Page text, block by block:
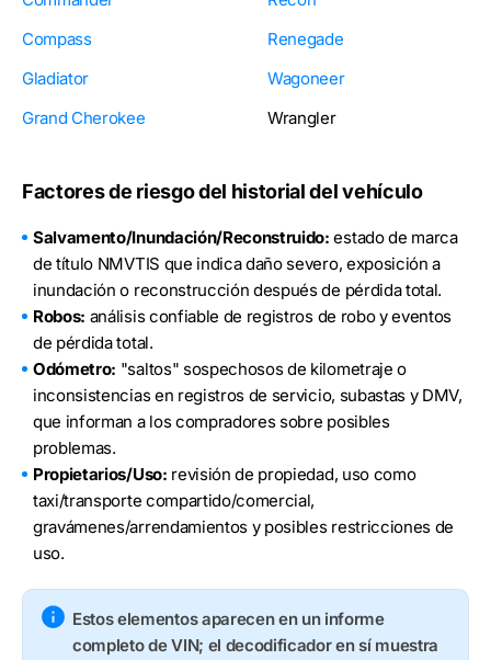
Compass
Gladiator
Grand Cherokee
Renegade
Wagoneer
Wrangler
Factores de riesgo del historial del vehículo
Salvamento/Inundación/Reconstruido: estado de marca
de título NMVTIS que indica daño severo, exposición a
inundación o reconstrucción después de pérdida total.
Robos: análisis confiable de registros de robo y eventos
de pérdida total.
Odómetro: "saltos" sospechosos de kilometraje o
inconsistencias en registros de servicio, subastas y DMV,
que informan a los compradores sobre posibles
problemas.
Propietarios/Uso: revisión de propiedad, uso como
taxi/transporte compartido/comercial,
gravámenes/arrendamientos y posibles restricciones de
uso.
Estos elementos aparecen en un informe
completo de VIN; el decodificador en sí muestra